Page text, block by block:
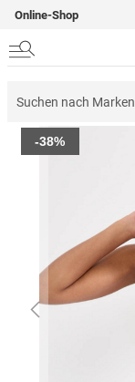
Online-Shop
Zum
Ende
-38%